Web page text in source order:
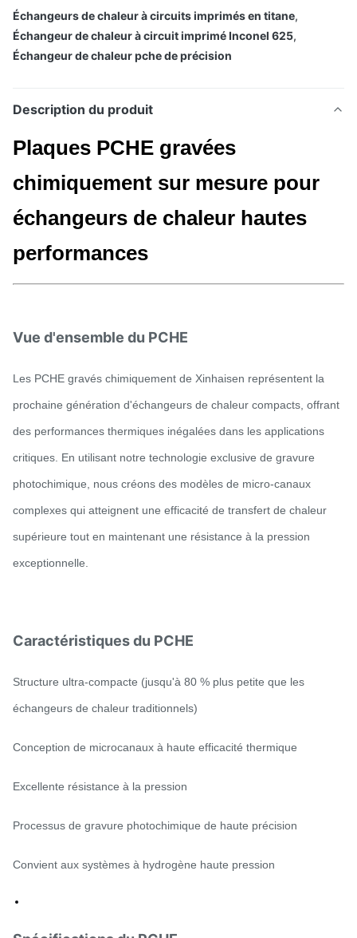
Échangeurs de chaleur à circuits imprimés en titane,
Échangeur de chaleur à circuit imprimé Inconel 625,
Échangeur de chaleur pche de précision
Description du produit
Plaques PCHE gravées
chimiquement sur mesure pour
échangeurs de chaleur hautes
performances
Vue d'ensemble du PCHE
Les PCHE gravés chimiquement de Xinhaisen représentent la
prochaine génération d'échangeurs de chaleur compacts, offrant
des performances thermiques inégalées dans les applications
critiques. En utilisant notre technologie exclusive de gravure
photochimique, nous créons des modèles de micro-canaux
complexes qui atteignent une efficacité de transfert de chaleur
supérieure tout en maintenant une résistance à la pression
exceptionnelle.
Caractéristiques du PCHE
Structure ultra-compacte (jusqu'à 80 % plus petite que les
échangeurs de chaleur traditionnels)
Conception de microcanaux à haute efficacité thermique
Excellente résistance à la pression
Processus de gravure photochimique de haute précision
Convient aux systèmes à hydrogène haute pression